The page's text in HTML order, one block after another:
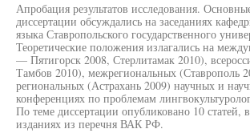
Апробация результатов исследования.
диссертации обсуждались на заседаниях
языка Ставропольского государственного
Теоретические положения излагались на
— Пятигорск 2008, Стерлитамак 2010),
Тамбов 2010), межрегиональных (Ставрополь
региональных (Астрахань 2009) научных и
конференциях по проблемам
По теме диссертации опубликовано 10
изданиях из перечня ВАК РФ.